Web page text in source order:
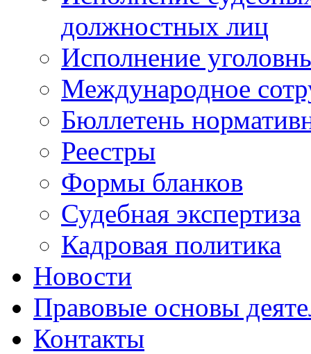
должностных лиц
Исполнение
Международное
Бюллетень
Реестры
Формы бланков
Судебная экспертиза
Кадровая политика
Новости
Правовые основы
Контакты